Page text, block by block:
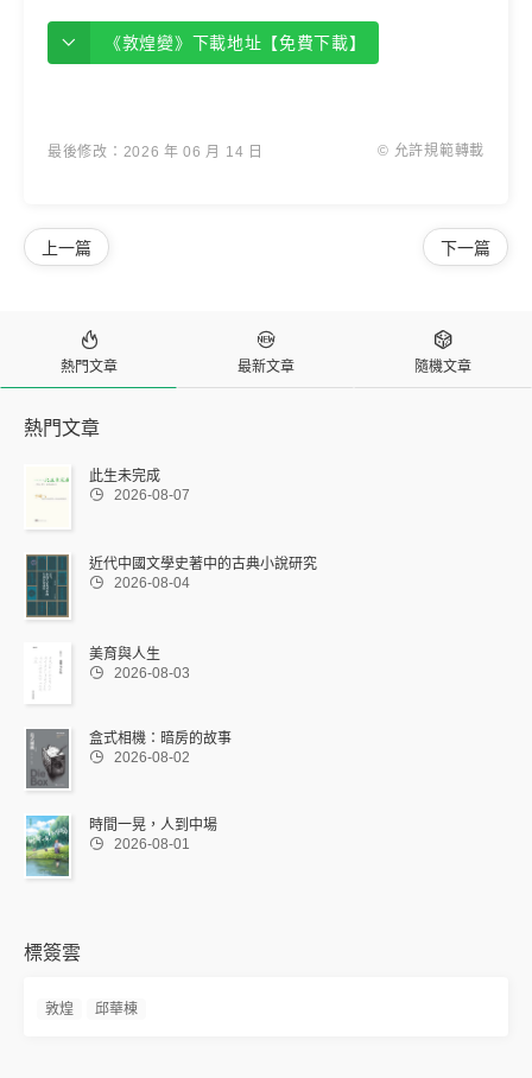
《敦煌變》下載地址【免費下載】
最後修改：2026 年 06 月 14 日 © 允許規範轉載
下一篇
上一篇

熱門文章

最新文章

隨機文章
熱門文章
此生未完成
 2026-08-07
近代中國文學史著中的古典小說研究
 2026-08-04
美育與人生
 2026-08-03
盒式相機：暗房的故事
 2026-08-02
時間一晃，人到中場
 2026-08-01
標簽雲
敦煌 邱華棟